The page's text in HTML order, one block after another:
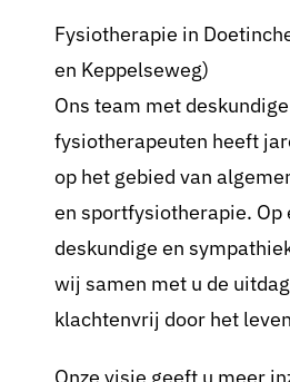
Fysiotherapie in
en Keppelseweg)
Ons team met
fysiotherapeuten heeft
op het gebied van
en sportfysiotherapie. Op
deskundige en
wij samen met u de
klachtenvrij door het